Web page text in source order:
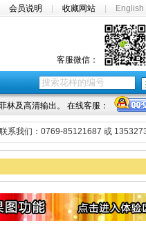
会员说明 收藏网站 English
客服微信：
林及高清输出。 在线客服：
系我们：0769-85121687 或